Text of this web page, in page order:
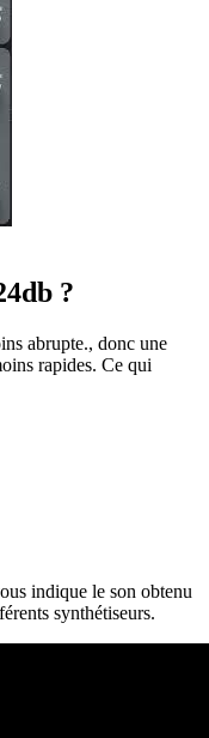
?
abrupte., donc une
rapides. Ce qui
indique le son obtenu
synthétiseurs.